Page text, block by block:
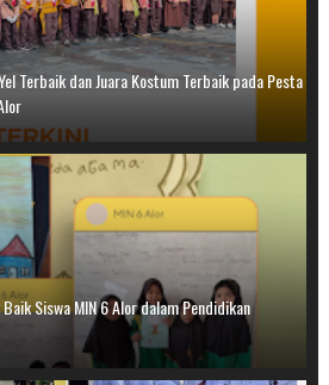
Terbaik dan Juara Kostum Terbaik pada Pesta
Siswa MIN 6 Alor dalam Pendidikan